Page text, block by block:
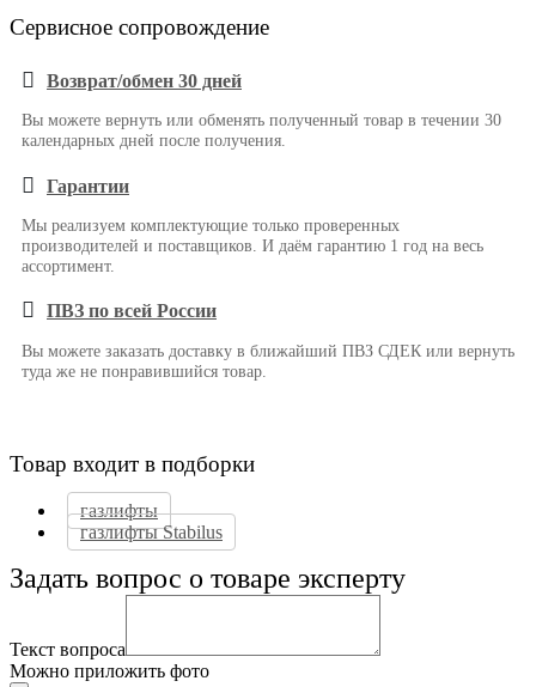
Сервисное сопровождение
Возврат/обмен 30 дней
Вы можете вернуть или обменять полученный товар в течении 30
календарных дней после получения.
Гарантии
Мы реализуем комплектующие только проверенных
производителей и поставщиков. И даём гарантию 1 год на весь
ассортимент.
ПВЗ по всей России
Вы можете заказать доставку в ближайший ПВЗ СДЕК или вернуть
туда же не понравившийся товар.
Товар входит в подборки
газлифты
газлифты Stabilus
Задать вопрос о товаре эксперту
Текст вопроса
Можно приложить фото